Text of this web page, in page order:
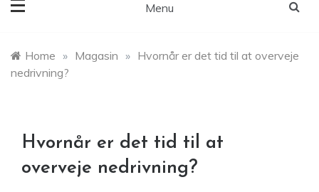
Menu
Home » Magasin » Hvornår er det tid til at overveje
nedrivning?
Hvornår er det tid til at
overveje nedrivning?